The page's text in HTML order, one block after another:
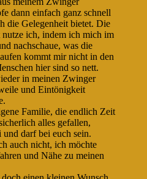
dann einfach ganz schnell
die Gelegenheit bietet. Die
ich, indem ich mich im
nachschaue, was die
kommt mir nicht in den
hier sind so nett.
in meinen Zwinger
und Eintönigkeit
Familie, die endlich Zeit
alles gefallen,
darf bei euch sein.
auch nicht, ich möchte
und Nähe zu meinen